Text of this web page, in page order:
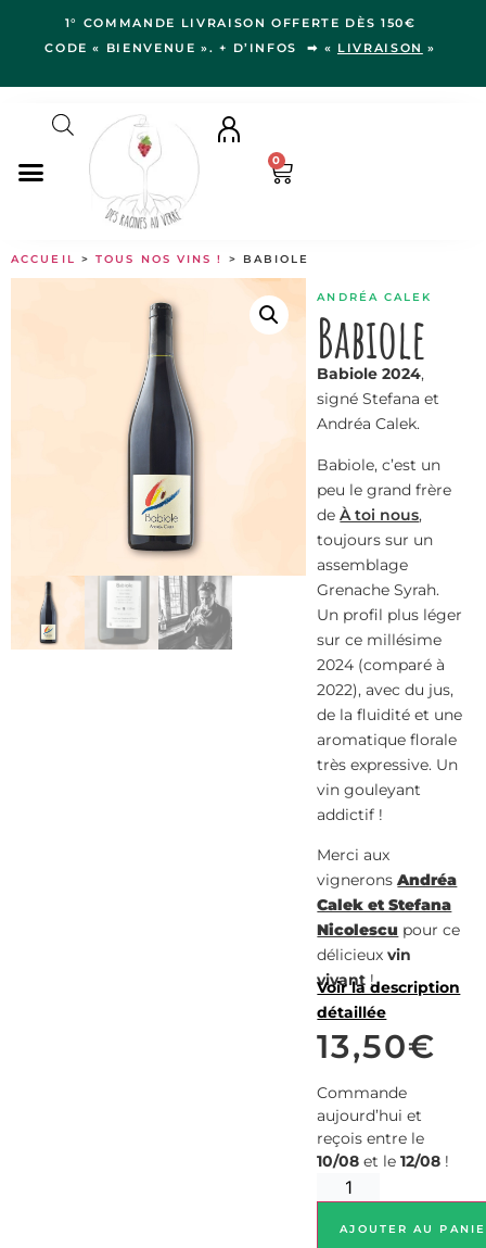
1° COMMANDE LIVRAISON OFFERTE DÈS 150€
CODE « BIENVENUE ». + D’INFOS ➡ « LIVRAISON »
RÉGIONS
IDÉES CADEAUX
NOS VIGNERON.NE.S
0
ACCUEIL >TOUS NOS VINS ! > BABIOLE
ANDRÉA CALEK
Babiole
Babiole 2024,
signé Stefana et
Andréa Calek.
Babiole, c’est un
peu le grand frère
deÀ toi nous,
toujours sur un
assemblage
Grenache Syrah.
Un profil plus léger
sur ce millésime
2024 (comparé à
2022), avec du jus,
de la fluidité et une
aromatique florale
très expressive. Un
vin gouleyant
addictif !
Merci aux
vigneronsAndréa
Calek et Stefana
Nicolescu pour ce
délicieuxvin
vivant !
Voir la description
détaillée
13,50€
Commande
aujourd’hui et
reçois entre le
10/08 et le12/08 !
AJOUTER AU